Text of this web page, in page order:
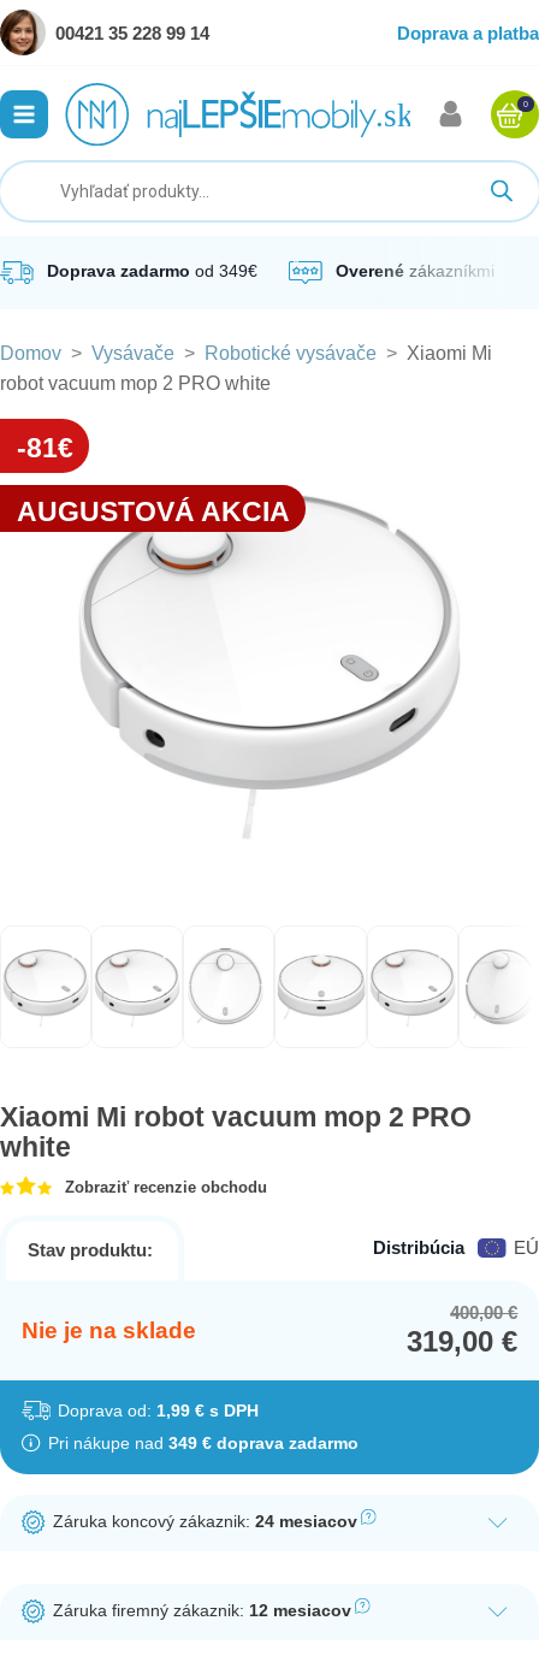
00421 35 228 99 14 Doprava a platba
0
Doprava zadarmo od 349€ Overené zákazníkmi
Domov > Vysávače > Robotické vysávače > Xiaomi Mi
robot vacuum mop 2 PRO white
-81€
AUGUSTOVÁ AKCIA
Xiaomi Mi robot vacuum mop 2 PRO
white
Zobraziť recenzie obchodu
Stav produktu: Distribúcia EÚ
Nie je na sklade
400,00€
319,00€
Doprava od: 1,99 € s DPH
Pri nákupe nad 349 € doprava zadarmo
Záruka koncový zákaznik:24 mesiacov
potrebná registrácia zákazníckeho účtu.
Záruka firemný zákaznik:12 mesiacov